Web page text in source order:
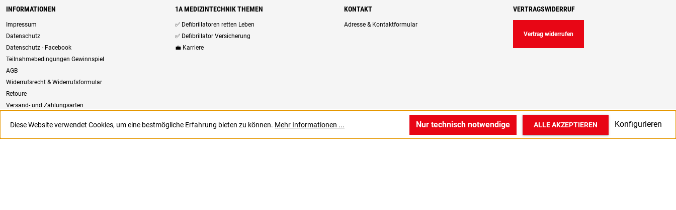
INFORMATIONEN
Impressum
Datenschutz
Datenschutz - Facebook
Teilnahmebedingungen Gewinnspiel
AGB
Widerrufsrecht & Widerrufsformular
Retoure
Versand- und Zahlungsarten
1A MEDIZINTECHNIK THEMEN
✅ Defibrillatoren retten Leben
✅ Defibrillator Versicherung
💼 Karriere
KONTAKT
Adresse & Kontaktformular
VERTRAGSWIDERRUF
Vertrag widerrufen
Diese Website verwendet Cookies, um eine bestmögliche Erfahrung bieten zu können. Mehr Informationen ... Nur technisch notwendige Konfigurieren
ALLE AKZEPTIEREN